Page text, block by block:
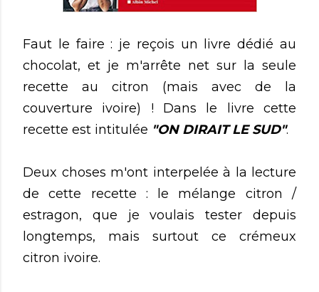
Faut le faire : je reçois un livre dédié au
chocolat, et je m'arrête net sur la seule
recette au citron (mais avec de la
couverture ivoire) ! Dans le livre cette
recette est intitulée "ON DIRAIT LE SUD".
Deux choses m'ont interpelée à la lecture
de cette recette : le mélange citron /
estragon, que je voulais tester depuis
longtemps, mais surtout ce crémeux
citron ivoire.